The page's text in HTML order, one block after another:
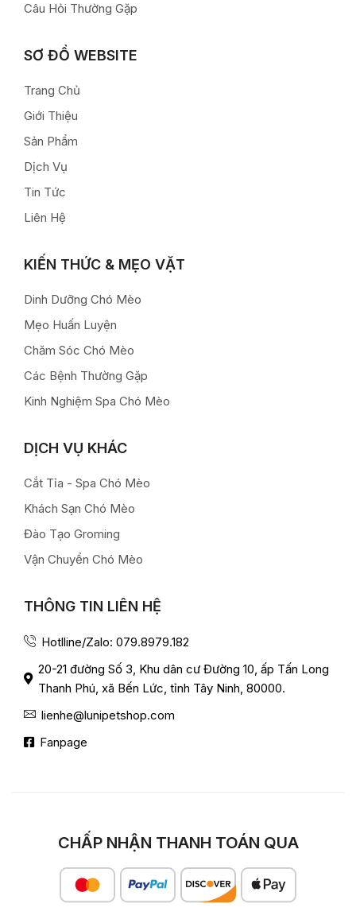
Câu Hỏi Thường Gặp
SƠ ĐỒ WEBSITE
Trang Chủ
Giới Thiệu
Sản Phẩm
Dịch Vụ
Tin Tức
Liên Hệ
KIẾN THỨC & MẸO VẶT
Dinh Dưỡng Chó Mèo
Mẹo Huấn Luyện
Chăm Sóc Chó Mèo
Các Bệnh Thường Gặp
Kinh Nghiệm Spa Chó Mèo
DỊCH VỤ KHÁC
Cắt Tỉa - Spa Chó Mèo
Khách Sạn Chó Mèo
Đào Tạo Groming
Vận Chuyển Chó Mèo
THÔNG TIN LIÊN HỆ
Hotlline/Zalo: 079.8979.182
20-21 đường Số 3, Khu dân cư Đường 10, ấp Tấn Long
Thanh Phú, xã Bến Lức, tỉnh Tây Ninh, 80000.
lienhe@lunipetshop.com
Fanpage
CHẤP NHẬN THANH TOÁN QUA